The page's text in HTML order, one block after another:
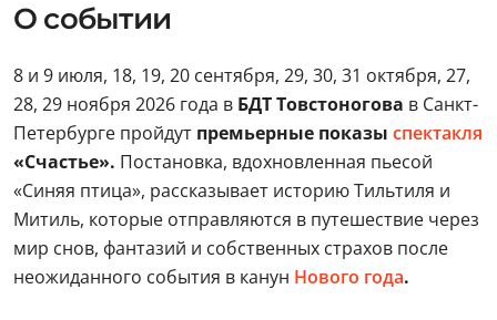
О событии
8 и 9 июля, 18, 19, 20 сентября, 29, 30, 31 октября, 27,
28, 29 ноября 2026 года в БДТ Товстоногова в Санкт-
Петербурге пройдут премьерные показы спектакля
«Счастье». Постановка, вдохновленная пьесой
«Синяя птица», рассказывает историю Тильтиля и
Митиль, которые отправляются в путешествие через
мир снов, фантазий и собственных страхов после
неожиданного события в канун Нового года.